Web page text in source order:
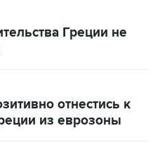
Греции не
отнестись к
из еврозоны